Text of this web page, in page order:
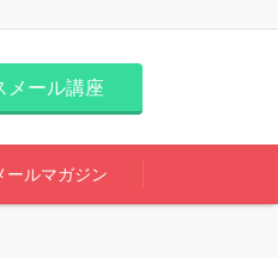
メール講座
ールマガジン